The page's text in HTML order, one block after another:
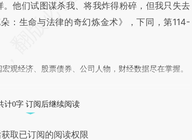
他们试图谋杀我、将我炸得粉碎，但我只失去
：生命与法律的奇幻炼金术》，下同，第114-
宏观经济、股票债券、公司人物，财经数据尽在掌握。
计0字 订阅后继续阅读
取已订阅的阅读权限